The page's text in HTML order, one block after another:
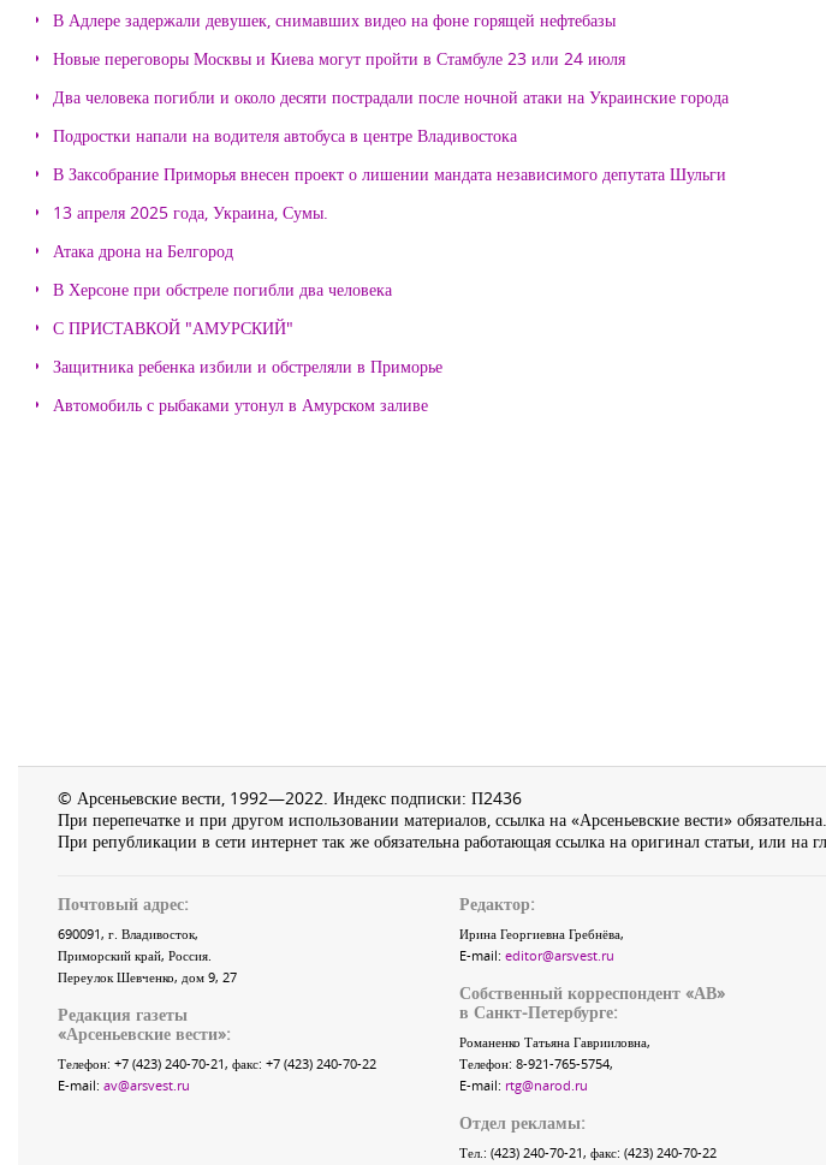
В Адлере задержали девушек, снимавших видео на фоне горящей нефтебазы
Новые переговоры Москвы и Киева могут пройти в Стамбуле 23 или 24 июля
Два человека погибли и около десяти пострадали после ночной атаки на Украинские города
Подростки напали на водителя автобуса в центре Владивостока
В Заксобрание Приморья внесен проект о лишении мандата независимого депутата Шульги
13 апреля 2025 года, Украина, Сумы.
Атака дрона на Белгород
В Херсоне при обстреле погибли два человека
С ПРИСТАВКОЙ "АМУРСКИЙ"
Защитника ребенка избили и обстреляли в Приморье
Автомобиль с рыбаками утонул в Амурском заливе
© Арсеньевские вести, 1992—2022. Индекс подписки: П2436
При перепечатке и при другом использовании материалов, ссылка на «Арсеньевские вести» обязательна.
При републикации в сети интернет так же обязательна работающая ссылка на оригинал статьи, или на
Почтовый адрес:
690091, г. Владивосток,
Приморский край, Россия.
Переулок Шевченко, дом 9, 27
Редакция газеты
«Арсеньевские вести»:
Телефон: +7 (423) 240-70-21, факс: +7 (423) 240-70-22
E-mail: av@arsvest.ru
Редактор:
Ирина Георгиевна Гребнёва,
E-mail: editor@arsvest.ru
Собственный корреспондент «АВ»
в Санкт-Петербурге:
Романенко Татьяна Гаврииловна,
Телефон: 8-921-765-5754,
E-mail: rtg@narod.ru
Отдел рекламы:
Тел.: (423) 240-70-21, факс: (423) 240-70-22